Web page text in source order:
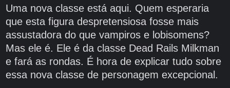
Uma nova classe está aqui. Quem esperaria
que esta figura despretensiosa fosse mais
assustadora do que vampiros e lobisomens?
Mas ele é. Ele é da classe Dead Rails Milkman
e fará as rondas. É hora de explicar tudo sobre
essa nova classe de personagem excepcional.